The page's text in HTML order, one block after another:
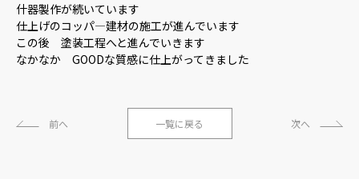
什器製作が続いています
仕上げのコッパ―建材の施工が進んでいます
この後 塗装工程へと進んでいきます
なかなか GOODな質感に仕上がってきました
前へ 一覧に戻る 次へ